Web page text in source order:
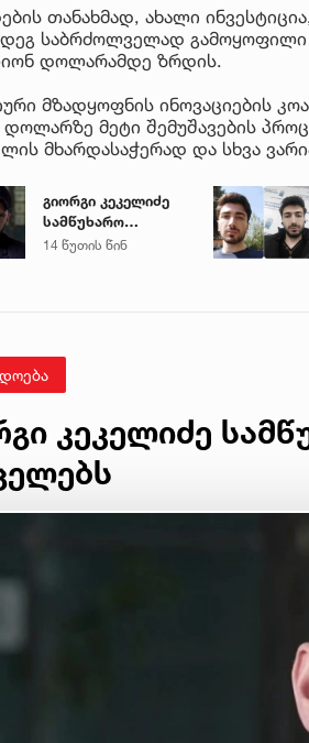
თანახმად, ახალი
საბრძოლველად
დოლარამდე ზრდის.
მზადყოფნის ინოვაციების
მეტი შემუშავების
მხარდასაჭერად და სხვა
გიორგი კეკელიძე
სამწუხარო
ინფორმაციას
14 წუთის წინ
კეკელიძე